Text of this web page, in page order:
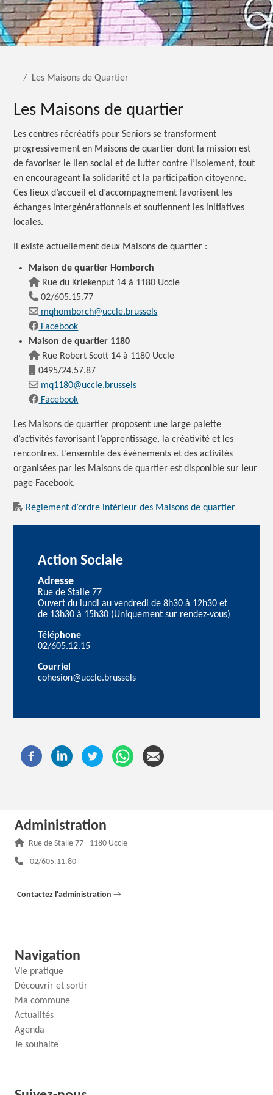
Les Maisons de Quartier
Les Maisons de quartier
Les centres récréatifs pour Seniors se transforment
progressivement en Maisons de quartier dont la mission est
de favoriser le lien social et de lutter contre l’isolement, tout
en encourageant la solidarité et la participation citoyenne.
Ces lieux d’accueil et d’accompagnement favorisent les
échanges intergénérationnels et soutiennent les initiatives
locales.
Il existe actuellement deux Maisons de quartier :
Maison de quartier Homborch
Rue du Kriekenput 14 à 1180 Uccle
02/605.15.77
mqhomborch@uccle.brussels
Facebook
Maison de quartier 1180
Rue Robert Scott 14 à 1180 Uccle
0495/24.57.87
mq1180@uccle.brussels
Facebook
Les Maisons de quartier proposent une large palette
d’activités favorisant l’apprentissage, la créativité et les
rencontres. L’ensemble des événements et des activités
organisées par les Maisons de quartier est disponible sur leur
page Facebook.
Règlement d’ordre intérieur des Maisons de quartier
Action Sociale
Adresse
Rue de Stalle 77
Ouvert du lundi au vendredi de 8h30 à 12h30 et
de 13h30 à 15h30 (Uniquement sur rendez-vous)
Téléphone
02/605.12.15
Courriel
cohesion@uccle.brussels
Administration
Adresse :
Rue de Stalle 77 - 1180 Uccle
Téléphone :
02/605.11.80
Contactez l'administration →
Navigation
Vie pratique
Découvrir et sortir
Ma commune
Actualités
Agenda
Je souhaite